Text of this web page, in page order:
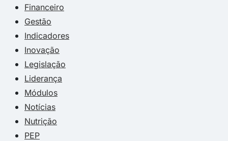
Financeiro
Gestão
Indicadores
Inovação
Legislação
Liderança
Módulos
Notícias
Nutrição
PEP